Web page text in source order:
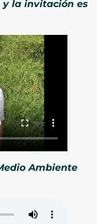
y la invitación es
Ambiente